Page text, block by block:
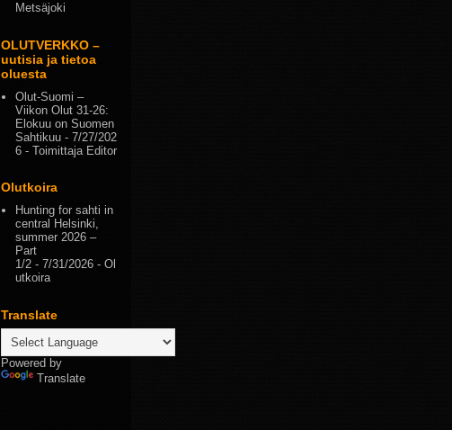
Metsäjoki
OLUTVERKKO –
uutisia ja tietoa
oluesta
Olut-Suomi –
Viikon Olut 31-26:
Elokuu on Suomen
Sahtikuu - 7/27/202
6 - Toimittaja Editor
Olutkoira
Hunting for sahti in
central Helsinki,
summer 2026 –
Part
1/2 - 7/31/2026 - Ol
utkoira
Translate
Powered by
Translate